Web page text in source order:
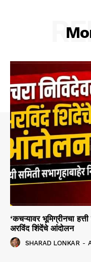
‘कचऱ्यावर भूमिग्रीनचा
अरविंद शिंदेंचे आंदोलन
SHARAD LONKAR -